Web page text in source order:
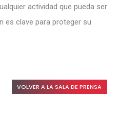
actividad que pueda ser
es clave para proteger su
VOLVER A LA SALA DE PRENSA